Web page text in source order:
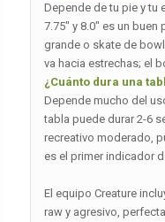
Depende de tu pie y tu
7.75″ y 8.0″ es un
grande o skate de
va hacia estrechas; el
¿Cuánto dura una
Depende mucho del
tabla puede durar 2-6
recreativo moderado,
es el primer indicador
El equipo Creature
raw y agresivo,